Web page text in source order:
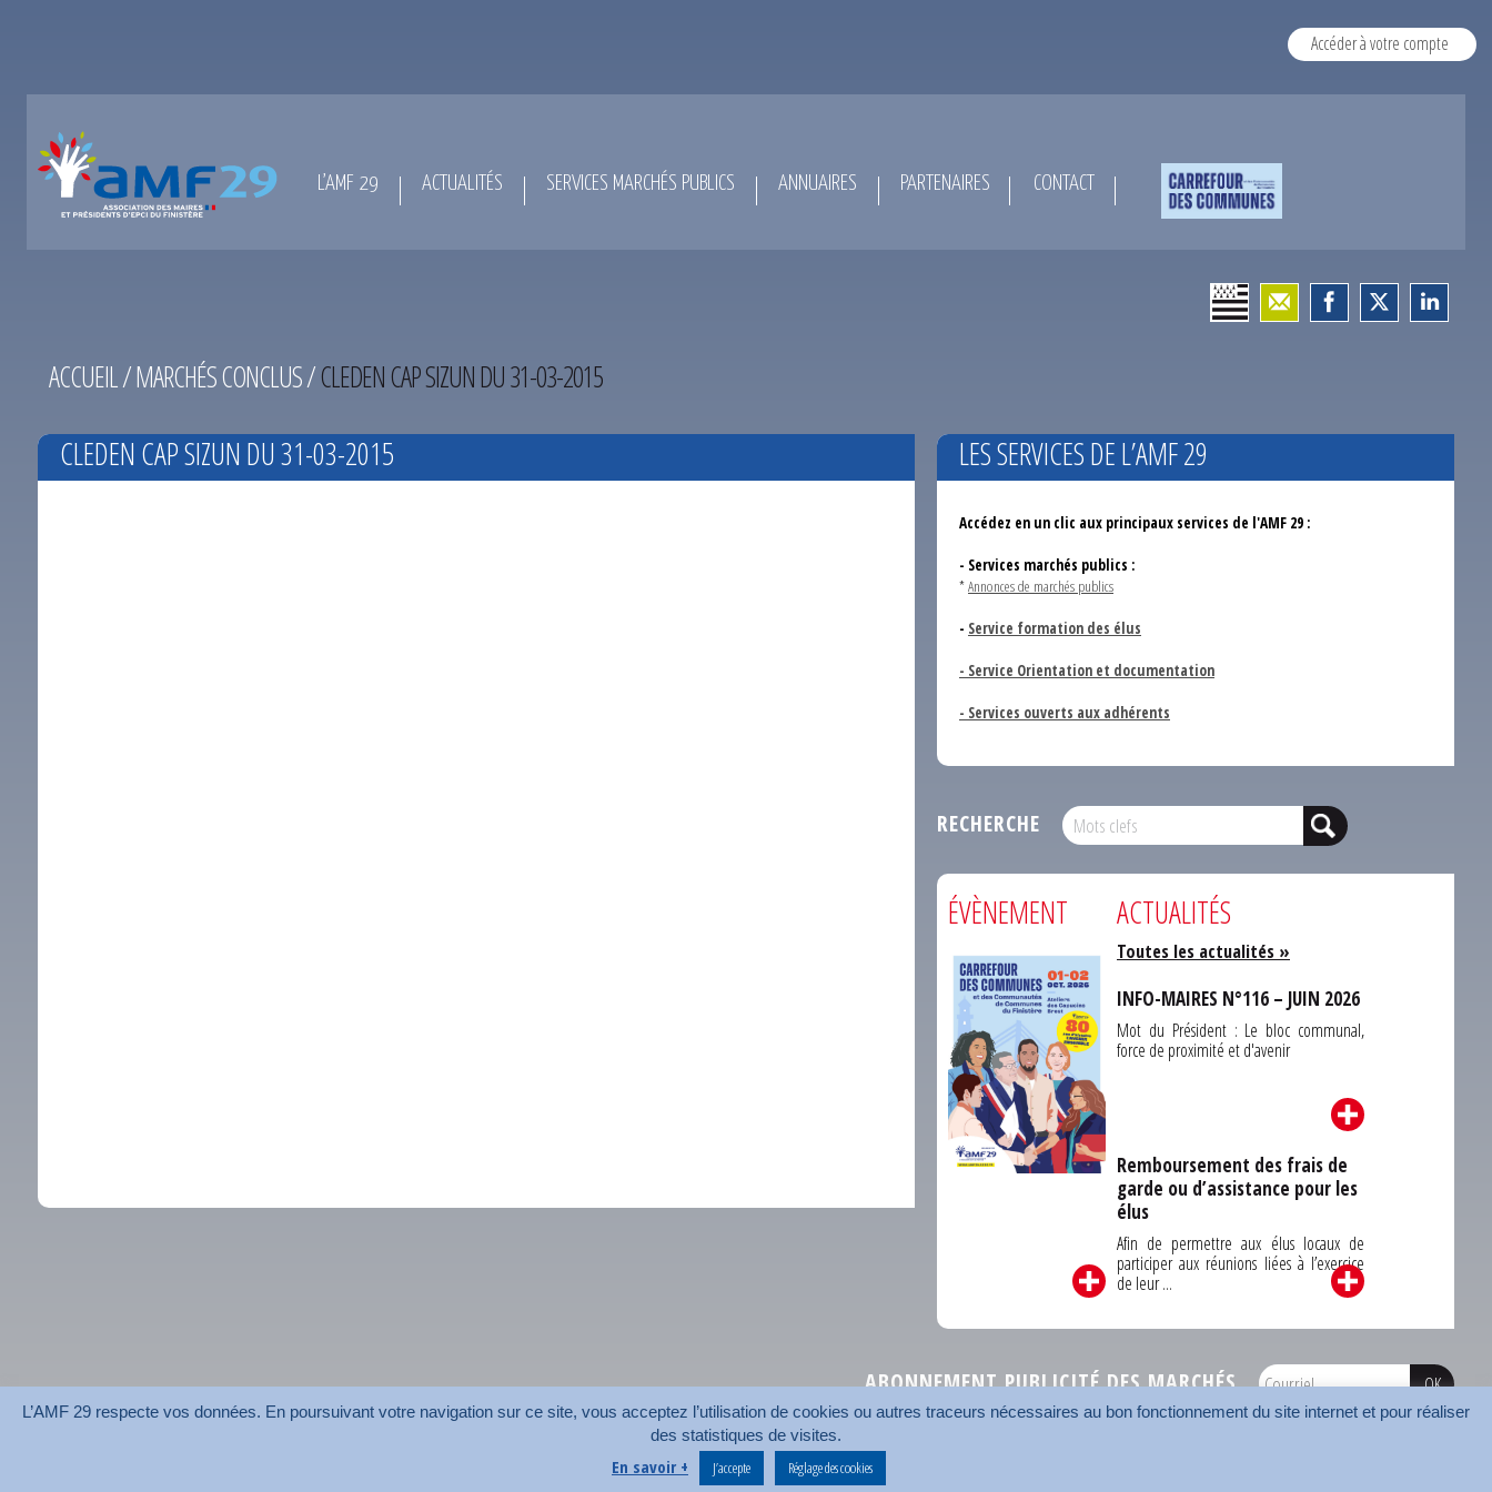
Accéder à votre compte
L’AMF 29 ACTUALITÉS SERVICES MARCHÉS PUBLICS ANNUAIRES PARTENAIRES CONTACT
ACCUEIL/MARCHÉS CONCLUS/CLEDEN CAP SIZUN DU 31-03-2015
CLEDEN CAP SIZUN DU 31-03-2015 LES SERVICES DE L’AMF 29
Accédez en un clic aux principaux services de l'AMF 29 :
- Services marchés publics :
*Annonces de marchés publics
- Service formation des élus
- Service Orientation et documentation
- Services ouverts aux adhérents
RECHERCHE
ÉVÈNEMENT ACTUALITÉS
Toutes les actualités »
INFO-MAIRES N°116 – JUIN 2026
Mot du Président : Le bloc communal,
force de proximité et d'avenir
Remboursement des frais de
garde ou d’assistance pour les
élus
Afin de permettre aux élus locaux de
participer aux réunions liées à l’exercice
de leur ...
ABONNEMENT PUBLICITÉ DES MARCHÉS
Plan du site
L’AMF 29 respecte vos données. En poursuivant votre navigation sur ce site, vous acceptez l’utilisation de cookies ou autres traceurs nécessaires au bon fonctionnement du site internet et pour réaliser
des statistiques de visites.
En savoir + J’accepte Réglage des cookies